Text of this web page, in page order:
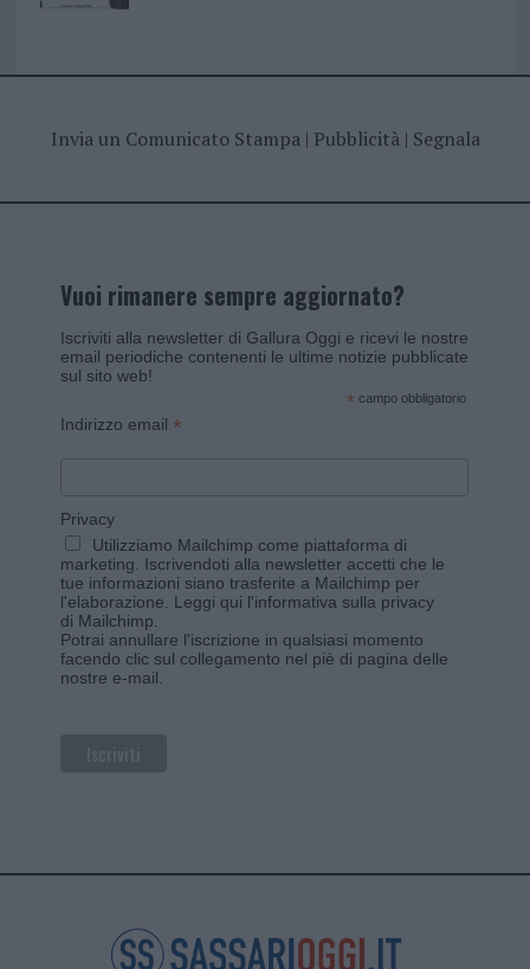
Invia un Comunicato Stampa| Pubblicità| Segnala
Vuoi rimanere sempre aggiornato?
Iscriviti alla newsletter di Gallura Oggi e ricevi le nostre
email periodiche contenenti le ultime notizie pubblicate
sul sito web!
* campo obbligatorio
Indirizzo email *
Privacy
Utilizziamo Mailchimp come piattaforma di
marketing. Iscrivendoti alla newsletter accetti che le
tue informazioni siano trasferite a Mailchimp per
l'elaborazione. Leggi qui l'informativa sulla privacy
di Mailchimp
Potrai annullare l'iscrizione in qualsiasi momento
facendo clic sul collegamento nel piè di pagina delle
nostre e-mail.